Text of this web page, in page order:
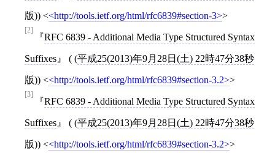
版)) < http://tools.ietf.org/html/rfc6839#section-3 >
[2]
RFC 6839 - Additional Media Type Structured Syntax
Suffixes ( (平成25(2013)年9月28日(土) 22時47分38秒
版)) < http://tools.ietf.org/html/rfc6839#section-3.2 >
[3]
RFC 6839 - Additional Media Type Structured Syntax
Suffixes ( (平成25(2013)年9月28日(土) 22時47分38秒
版)) < http://tools.ietf.org/html/rfc6839#section-3.2 >